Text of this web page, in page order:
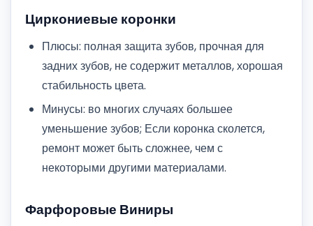
Циркониевые коронки
Плюсы: полная защита зубов, прочная для
задних зубов, не содержит металлов, хорошая
стабильность цвета.
Минусы: во многих случаях большее
уменьшение зубов; Если коронка сколется,
ремонт может быть сложнее, чем с
некоторыми другими материалами.
Фарфоровые Виниры